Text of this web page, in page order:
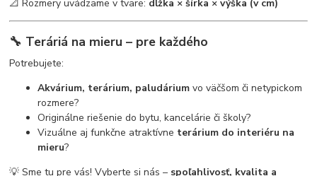
📐 Rozmery uvádzame v tvare: dĺžka × šírka × výška (v cm)
🔧 Teráriá na mieru – pre každého
Potrebujete:
Akvárium, terárium, paludárium vo väčšom či netypickom
rozmere?
Originálne riešenie do bytu, kancelárie či školy?
Vizuálne aj funkčne atraktívne terárium do interiéru na
mieru?
💡 Sme tu pre vás! Vyberte si nás – spoľahlivosť, kvalita a